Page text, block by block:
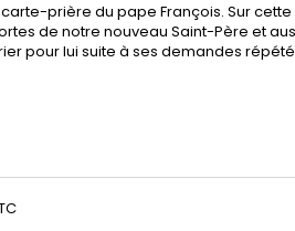
prière du pape François. Sur cette
de notre nouveau Saint-Père et
pour lui suite à ses demandes